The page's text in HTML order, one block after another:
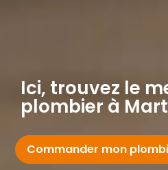
Ici, trouvez le
plombier à
Commander mon